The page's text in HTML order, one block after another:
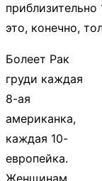
это, конечно,
Болеет Рак
груди каждая
8-ая
американка,
каждая 10-
европейка.